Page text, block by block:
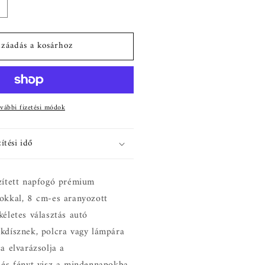
a kosárhoz
fizetési módok
idő
napfogó prémium
8 cm-es aranyozott
választás autó
polcra vagy lámpára
elvarázsolja a